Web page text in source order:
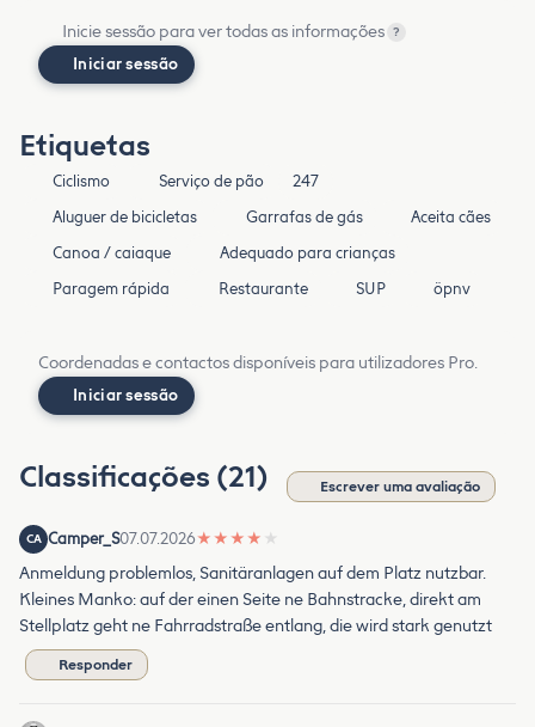
Inicie sessão para ver todas as informações ?
Iniciar sessão
Etiquetas
Ciclismo Serviço de pão
247
Aluguer de bicicletas
Garrafas de gás
Aceita cães
Canoa / caiaque
Adequado para crianças
Paragem rápida
Restaurante SUP öpnv
Coordenadas e contactos disponíveis para utilizadores Pro.
Iniciar sessão
Classificações (21) Escrever uma avaliação
CA Camper_S07.07.2026★ ★ ★ ★ ★
Anmeldung problemlos, Sanitäranlagen auf dem Platz nutzbar.
Kleines Manko: auf der einen Seite ne Bahnstracke, direkt am
Stellplatz geht ne Fahrradstraße entlang, die wird stark genutzt
Responder